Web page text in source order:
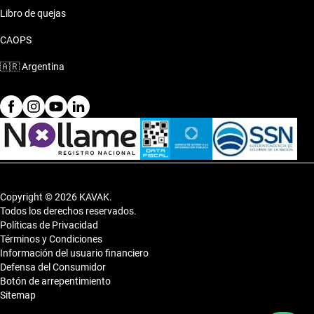
Libro de quejas
CAOPS
🇦🇷Argentina
Copyright © 2026 KAVAK.
Todos los derechos reservados.
Políticas de Privacidad
Términos y Condiciones
Información del usuario financiero
Defensa del Consumidor
Botón de arrepentimiento
Sitemap